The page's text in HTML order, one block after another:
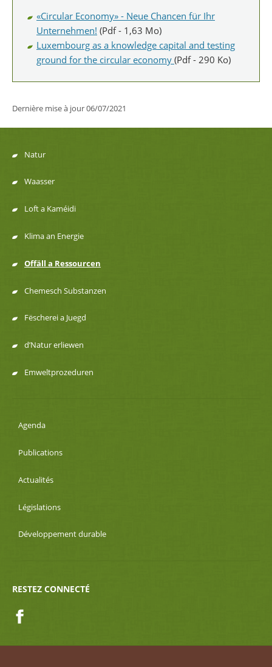
«Circular Economy» - Neue Chancen für Ihr
Unternehmen! (Pdf - 1,63 Mo)
Luxembourg as a knowledge capital and testing
ground for the circular economy (Pdf - 290 Ko)
Dernière mise à jour06/07/2021
Menu
de
navigation
Natur
Waasser
Loft a Kaméidi
Klima an Energie
Offäll a Ressourcen
Chemesch Substanzen
Fëscherei a Juegd
d’Natur erliewen
Emweltprozeduren
Agenda
Publications
Actualités
Législations
Développement durable
RESTEZ CONNECTÉ